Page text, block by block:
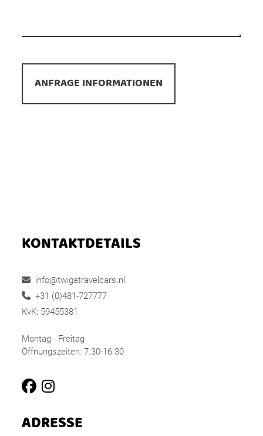
KONTAKTDETAILS
info@twigatravelcars.nl
+31 (0)481-727777
KvK: 59455381
Montag - Freitag
Öffnungszeiten: 7.30-16.30
ADRESSE